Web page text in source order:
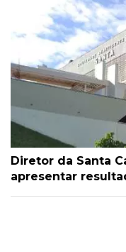
Diretor da Santa
apresentar